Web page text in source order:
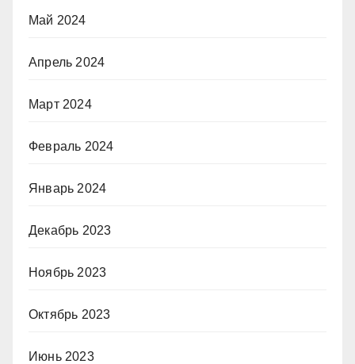
Май 2024
Апрель 2024
Март 2024
Февраль 2024
Январь 2024
Декабрь 2023
Ноябрь 2023
Октябрь 2023
Июнь 2023